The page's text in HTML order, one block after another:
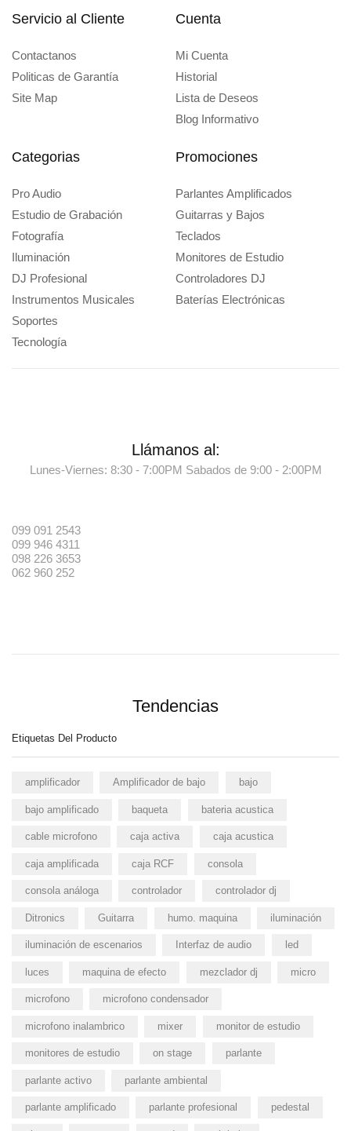
Servicio al Cliente
Contactanos
Politicas de Garantía
Site Map
Cuenta
Mi Cuenta
Historial
Lista de Deseos
Blog Informativo
Categorias
Pro Audio
Estudio de Grabación
Fotografía
Iluminación
DJ Profesional
Instrumentos Musicales
Soportes
Tecnología
Promociones
Parlantes Amplificados
Guitarras y Bajos
Teclados
Monitores de Estudio
Controladores DJ
Baterías Electrónicas
Llámanos al:
Lunes-Viernes: 8:30 - 7:00PM Sabados de 9:00 - 2:00PM
099 091 2543
099 946 4311
098 226 3653
062 960 252
Tendencias
Etiquetas Del Producto
amplificador Amplificador de bajo bajo
bajo amplificado baqueta bateria acustica
cable microfono caja activa caja acustica
caja amplificada caja RCF consola
consola análoga controlador controlador dj
Ditronics Guitarra humo. maquina iluminación
iluminación de escenarios Interfaz de audio led
luces maquina de efecto mezclador dj micro
microfono microfono condensador
microfono inalambrico mixer monitor de estudio
monitores de estudio on stage parlante
parlante activo parlante ambiental
parlante amplificado parlante profesional pedestal